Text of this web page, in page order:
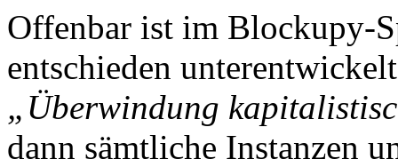
Offenbar ist im Blockupy-
entschieden
„Überwindung
dann sämtliche Instanzen